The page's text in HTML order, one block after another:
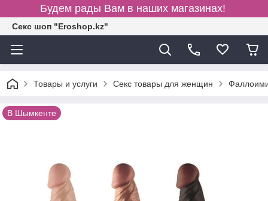
Будем рады Вам в наших магазинах!
Секс шоп "Eroshop.kz"
Товары и услуги Секс товары для женщин
В Шымкенте